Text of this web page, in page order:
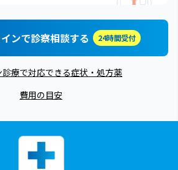
ンで診察相談する 24時間受付
療で対応できる症状・処方薬
費用の目安